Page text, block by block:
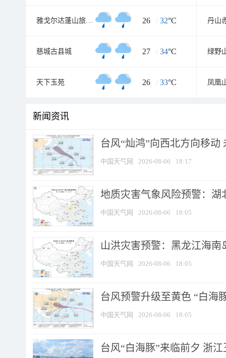
雅戈尔达蓬山旅游度假区 26 / 32°C
慈城古县城 27 / 34°C 绿野
天下玉苑 26 / 33°C 凤凰
新闻资讯
台风“灿鸿”向西北方向移动
中国天气网 2026-08-06 18:17
地质灾害气象风险预警：湖
中国天气网 2026-08-06 18:05
山洪灾害预警：黑龙江海
中国天气网 2026-08-06 18:05
台风预警升级至黄色 “白海
中国天气网 2026-08-06 18:05
台风“白海豚”来临前夕 浙